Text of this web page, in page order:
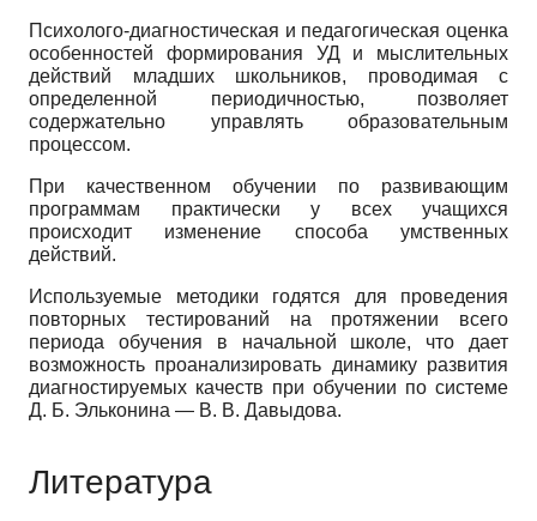
Психолого-диагностическая и педагогическая оценка
особенностей формирования УД и мыслительных
действий младших школьников, проводимая с
определенной периодичностью, позволяет
содержательно управлять образовательным
процессом.
При качественном обучении по развивающим
программам практически у всех учащихся
происходит изменение способа умственных
действий.
Используемые методики годятся для проведения
повторных тестирований на протяжении всего
периода обучения в начальной школе, что дает
возможность проанализировать динамику развития
диагностируемых качеств при обучении по системе
Д. Б. Эльконина — В. В. Давыдова.
Литература